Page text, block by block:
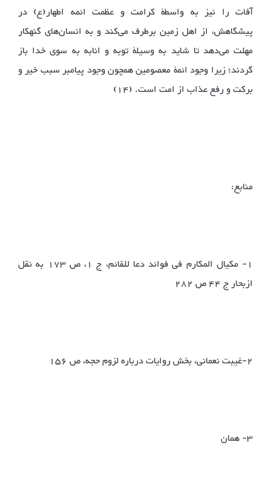
آفات را نیز به واسطۀ کرامت و عظمت ائمه اطهار(ع) در
پیشگاهش، از اهل زمین برطرف می‌کند و به انسان‌های گنهکار
مهلت می‌دهد تا شاید به وسیلۀ توبه و انابه به سوی خدا باز
گردند؛ زیرا وجود ائمۀ معصومین همچون وجود پیامبر سبب خیر و
برکت و رفع عذاب از امت است. (14)
منابع:
1- مکیال المکارم فی فوائد دعا للقائم، ج 1، ص 173 به نقل
ازبحار ج 44 ص 282
2-غیبت نعمانی، بخش روایات درباره لزوم حجه، ص 156
3- همان